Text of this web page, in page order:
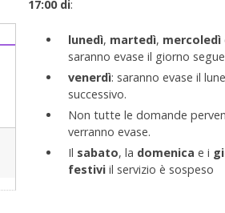
17:00 di:
lunedì, martedì, mercoledì
saranno evase il giorno
venerdì: saranno evase il
successivo.
Non tutte le domande
verranno evase.
Il sabato, la domenica e i
festiviil servizio è sospeso